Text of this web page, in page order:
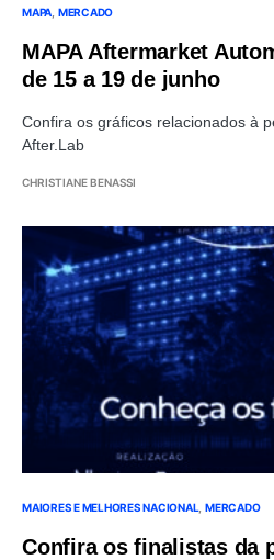
MAPA MERCADO
MAPA Aftermarket
de 15 a 19 de junho
Confira os gráficos relacionados à
After.Lab
CHRISTIANE BENASSI
MAIORES E MELHORES NACIONAL MERCADO
Confira os finalistas da